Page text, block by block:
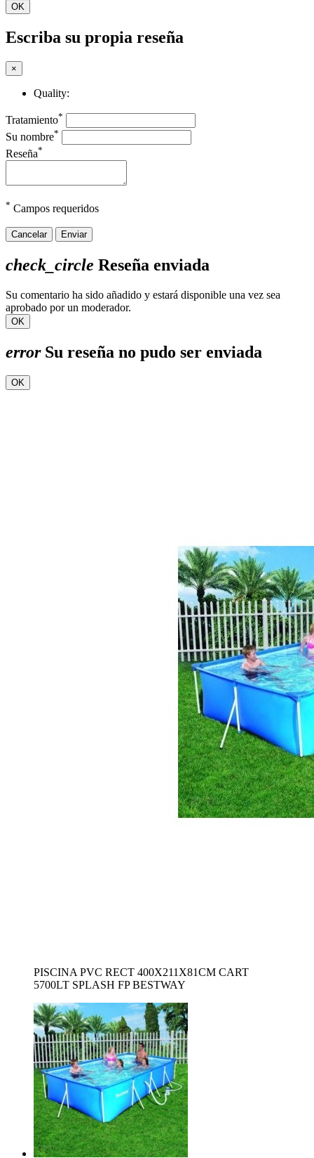
OK
Escriba su propia reseña
×
Quality:
Tratamiento*
Su nombre*
Reseña*
* Campos requeridos
Cancelar Enviar
check_circle Reseña enviada
Su comentario ha sido añadido y estará disponible una vez sea
aprobado por un moderador.
OK
errorSu reseña no pudo ser enviada
OK
PISCINA PVC RECT 400X211X81CM CART
5700LT SPLASH FP BESTWAY